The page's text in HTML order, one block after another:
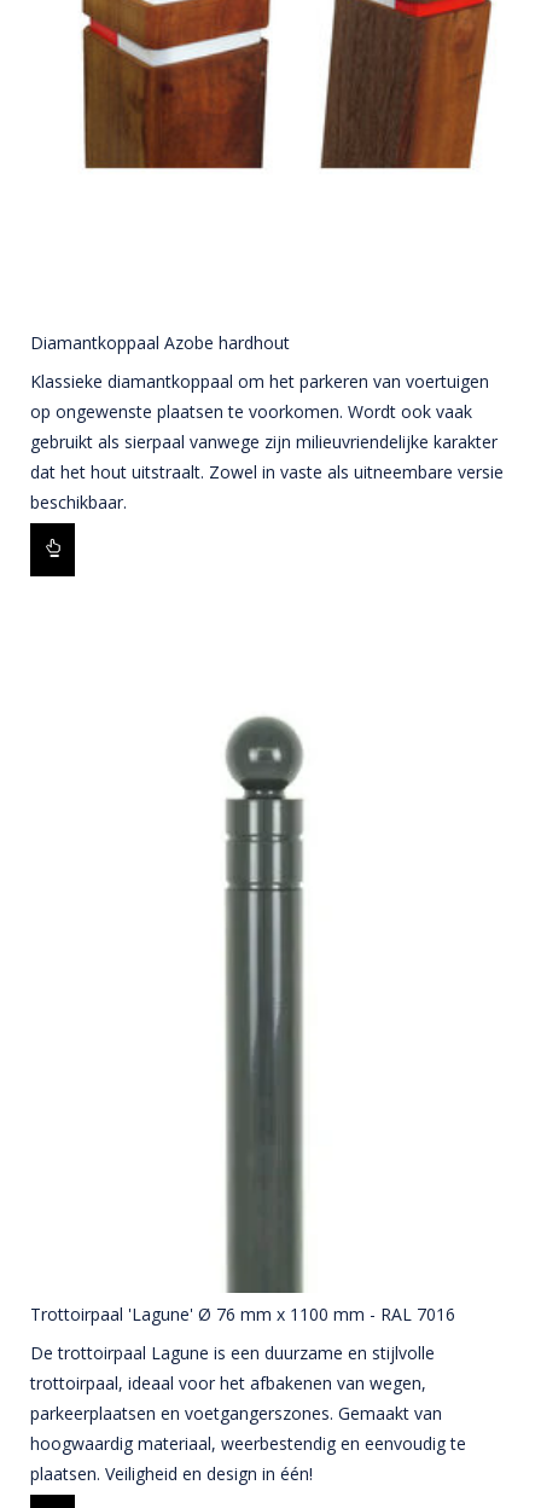
Diamantkoppaal Azobe hardhout
Klassieke diamantkoppaal om het parkeren van voertuigen
op ongewenste plaatsen te voorkomen. Wordt ook vaak
gebruikt als sierpaal vanwege zijn milieuvriendelijke karakter
dat het hout uitstraalt. Zowel in vaste als uitneembare versie
beschikbaar.
Trottoirpaal 'Lagune' Ø 76 mm x 1100 mm - RAL 7016
De trottoirpaal Lagune is een duurzame en stijlvolle
trottoirpaal, ideaal voor het afbakenen van wegen,
parkeerplaatsen en voetgangerszones. Gemaakt van
hoogwaardig materiaal, weerbestendig en eenvoudig te
plaatsen. Veiligheid en design in één!